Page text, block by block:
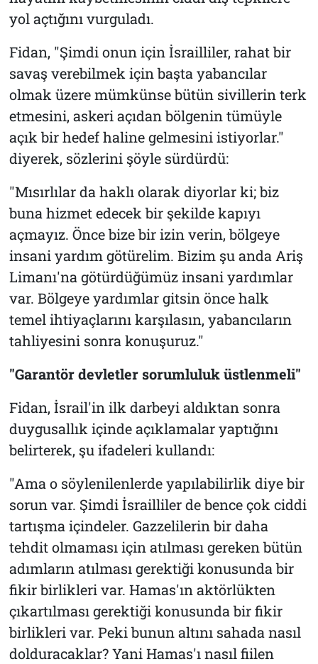
yol açtığını vurguladı.
Fidan, "Şimdi onun için İsrailliler, rahat bir
savaş verebilmek için başta yabancılar
olmak üzere mümkünse bütün sivillerin terk
etmesini, askeri açıdan bölgenin tümüyle
açık bir hedef haline gelmesini istiyorlar."
diyerek, sözlerini şöyle sürdürdü:
"Mısırlılar da haklı olarak diyorlar ki; biz
buna hizmet edecek bir şekilde kapıyı
açmayız. Önce bize bir izin verin, bölgeye
insani yardım götürelim. Bizim şu anda Ariş
Limanı'na götürdüğümüz insani yardımlar
var. Bölgeye yardımlar gitsin önce halk
temel ihtiyaçlarını karşılasın, yabancıların
tahliyesini sonra konuşuruz."
"Garantör devletler sorumluluk üstlenmeli"
Fidan, İsrail'in ilk darbeyi aldıktan sonra
duygusallık içinde açıklamalar yaptığını
belirterek, şu ifadeleri kullandı:
"Ama o söylenilenlerde yapılabilirlik diye bir
sorun var. Şimdi İsrailliler de bence çok ciddi
tartışma içindeler. Gazzelilerin bir daha
tehdit olmaması için atılması gereken bütün
adımların atılması gerektiği konusunda bir
fikir birlikleri var. Hamas'ın aktörlükten
çıkartılması gerektiği konusunda bir fikir
birlikleri var. Peki bunun altını sahada nasıl
dolduracaklar? Yani Hamas'ı nasıl fiilen